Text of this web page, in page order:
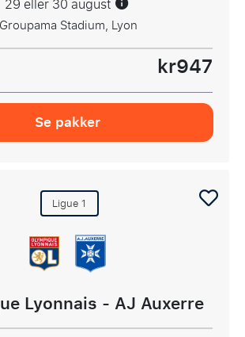
Groupama Stadium, Lyon
kr947
Se pakker
Ligue 1
Lyonnais - AJ Auxerre